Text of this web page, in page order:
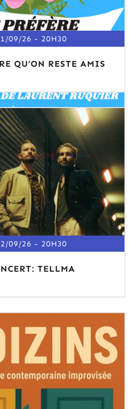
09/26 20H30
QU’ON RESTE AMIS
09/26 20H30
TELLMA